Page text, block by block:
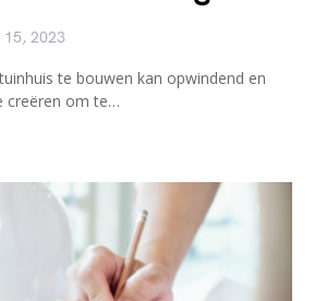
15, 2023
te bouwen kan opwindend en
creëren om te…